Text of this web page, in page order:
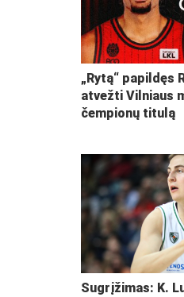
„Rytą“ papildęs
atvežti Vilniaus
čempionų titulą
Sugrįžimas: K.